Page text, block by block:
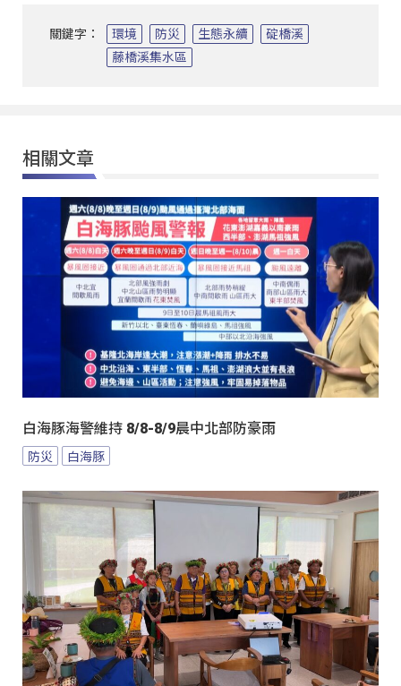
關鍵字： 環境 防災 生態永續
碇橋溪
藤橋溪集水區
相關文章
白海豚海警維持 8/8-8/9晨中北部防豪雨
防災 白海豚